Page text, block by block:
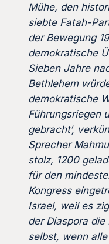
Mühe, den
siebte Fatah-
der Bewegung
demokratische
Sieben Jahre
Bethlehem
demokratische
Führungsriegen
gebracht‘,
Sprecher
stolz, 1200
für den
Kongress
Israel, weil es
der Diaspora
selbst, wenn